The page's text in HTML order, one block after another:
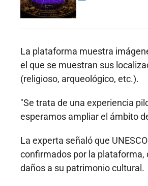
La plataforma muestra
el que se muestran sus
(religioso, arqueológico, etc.).
"Se trata de una experiencia
esperamos ampliar el ámbito
La experta señaló que
confirmados por la plataforma,
daños a su patrimonio cultural.